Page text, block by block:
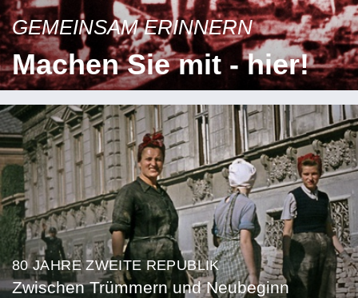
GEMEINSAM ERINNERN
Machen Sie mit - hier!
80 JAHRE ZWEITE REPUBLIK
Zwischen Trümmern und Neubeginn